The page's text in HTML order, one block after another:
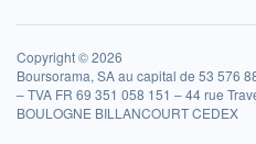
Copyright © 2026
Boursorama, SA au capital de 53 576
– TVA FR 69 351 058 151 – 44 rue
BOULOGNE BILLANCOURT CEDEX